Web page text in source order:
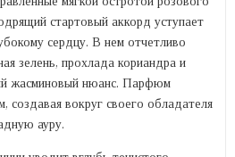
стартовый аккорд уступает
сердцу. В нем отчетливо
зелень, прохлада кориандра и
жасминовый нюанс. Парфюм
вокруг своего обладателя
ауру.